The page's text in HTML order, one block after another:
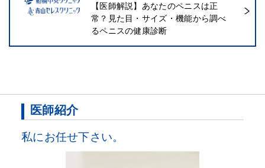
【医師解説】あなたのペニスは正
常？見た目・サイズ・機能から調べ
るペニスの健康診断
医師紹介
私にお任せ下さい。